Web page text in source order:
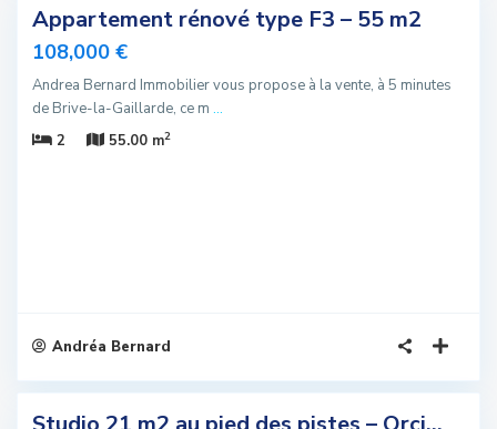
Appartement rénové type F3 – 55 m2
108,000 €
Andrea Bernard Immobilier vous propose à la vente, à 5 minutes
de Brive-la-Gaillarde, ce m ...
2
55.00 m2
Andréa Bernard